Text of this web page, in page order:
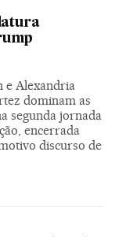
e Alexandria
dominam as
segunda jornada
encerrada
discurso de